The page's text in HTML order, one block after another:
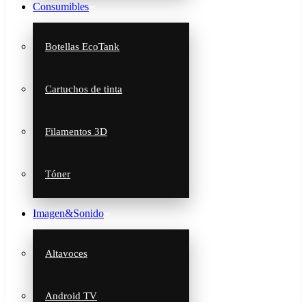
Consumibles
Botellas EcoTank
Cartuchos de tinta
Filamentos 3D
Tóner
Imagen&Sonido
Altavoces
Android TV